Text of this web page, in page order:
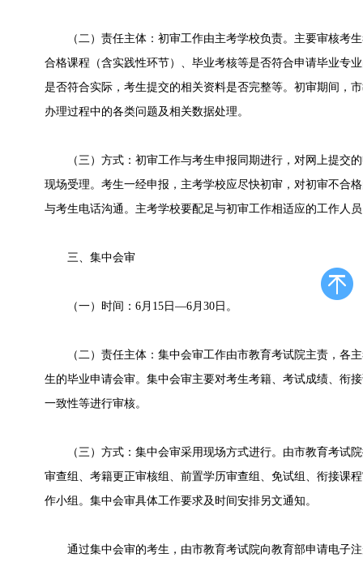
（二）责任主体：初审工作由主考学校负责。主要审核考生
合格课程（含实践性环节）、毕业考核等是否符合申请毕业专
是否符合实际，考生提交的相关资料是否完整等。初审期间，
办理过程中的各类问题及相关数据处理。
（三）方式：初审工作与考生申报同期进行，对网上提交的
现场受理。考生一经申报，主考学校应尽快初审，对初审不合
与考生电话沟通。主考学校要配足与初审工作相适应的工作人
三、集中会审
（一）时间：6月15日—6月30日。
（二）责任主体：集中会审工作由市教育考试院主责，各主
生的毕业申请会审。集中会审主要对考生考籍、考试成绩、衔
一致性等进行审核。
（三）方式：集中会审采用现场方式进行。由市教育考试院
审查组、考籍更正审核组、前置学历审查组、免试组、衔接课
作小组。集中会审具体工作要求及时间安排另文通知。
通过集中会审的考生，由市教育考试院向教育部申请电子注